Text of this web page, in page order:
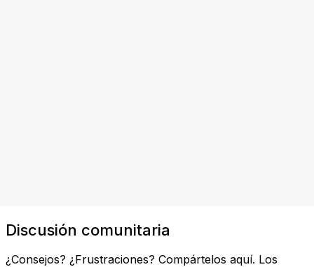
Discusión comunitaria
¿Consejos? ¿Frustraciones? Compártelos aquí. Los